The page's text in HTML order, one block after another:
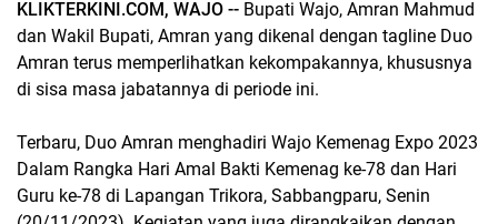
KLIKTERKINI.COM, WAJO -- Bupati Wajo, Amran Mahmud
dan Wakil Bupati, Amran yang dikenal dengan tagline Duo
Amran terus memperlihatkan kekompakannya, khususnya
di sisa masa jabatannya di periode ini.
Terbaru, Duo Amran menghadiri Wajo Kemenag Expo 2023
Dalam Rangka Hari Amal Bakti Kemenag ke-78 dan Hari
Guru ke-78 di Lapangan Trikora, Sabbangparu, Senin